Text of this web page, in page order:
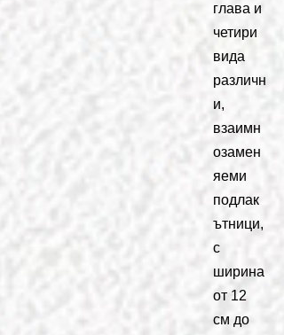
глава и
четири
вида
различн
и,
взаимн
озамен
яеми
подлак
ътници,
с
ширина
от 12
см до